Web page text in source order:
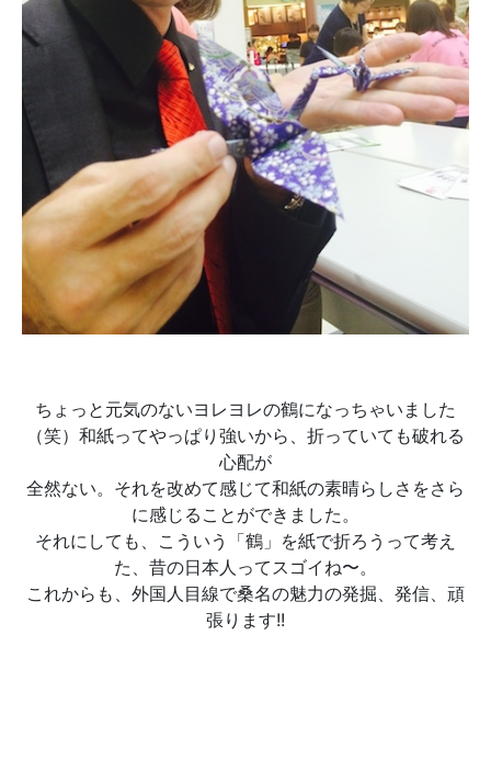
ちょっと元気のないヨレヨレの鶴になっちゃいました
（笑）和紙ってやっぱり強いから、折っていても破れる
心配が
全然ない。それを改めて感じて和紙の素晴らしさをさら
に感じることができました。
それにしても、こういう「鶴」を紙で折ろうって考え
た、昔の日本人ってスゴイね〜。
これからも、外国人目線で桑名の魅力の発掘、発信、頑
張ります!!